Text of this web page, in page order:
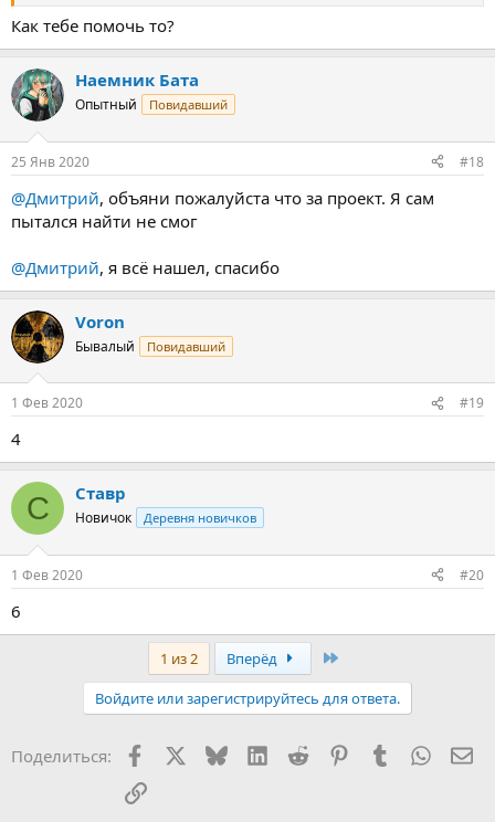
Как тебе помочь то?
Наемник Бата
Опытный Повидавший
25 Янв 2020 #18
@Дмитрий, объяни пожалуйста что за проект. Я сам
пытался найти не смог
@Дмитрий, я всё нашел, спасибо
Voron
Бывалый Повидавший
1 Фев 2020 #19
4
С Ставр
Новичок Деревня новичков
1 Фев 2020 #20
6
1 из 2 Вперёд
Войдите или зарегистрируйтесь для ответа.
Поделиться: FacebookX (Twitter)
BlueskyLinkedIn
Reddit PinterestTumblr
Ссылка